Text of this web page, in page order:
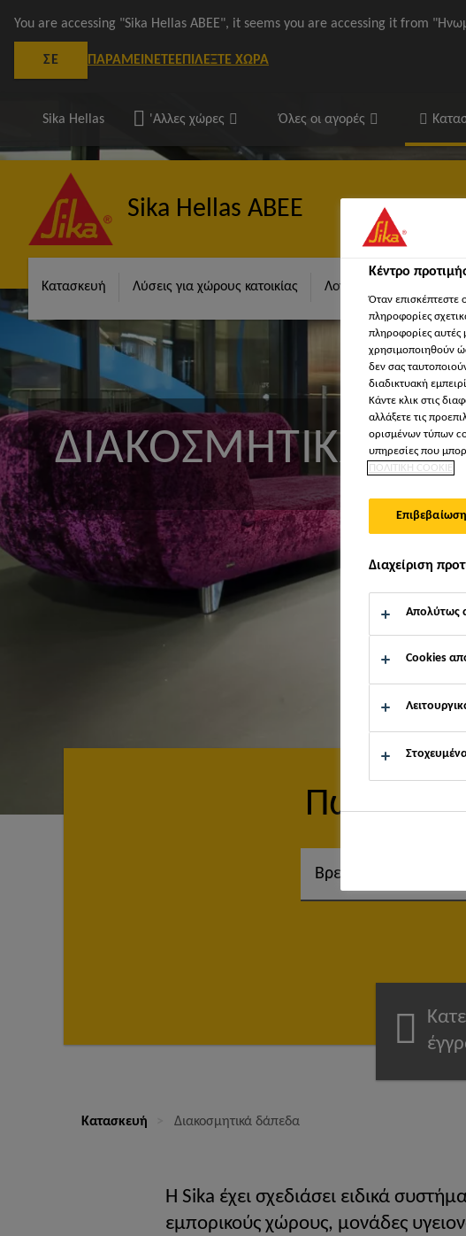
You are accessing "Sika Hellas ΑΒΕΕ", it seems you are accessing it from
ΣΕ ΠΑΡΑΜΕΊΝΕΤΕΕΠΙΛΈΞΤΕ ΧΏΡΑ
Sika Hellas 'Αλλες χώρες Όλες οι αγορές
Sika Hellas ΑΒΕΕ
Κατασκευή Λύσεις για χώρους κατοικίας Λογισμικά Sika / ΒΙΜ
ΔΙΑΚΟΣΜΗΤΙΚΆ
Πως
Κατασκευή Διακοσμητικά δάπεδα
Η Sika έχει σχεδιάσει ειδικά
εμπορικούς χώρους, μονάδες
Κέντρο
Όταν επισκέπτεστε
πληροφορίες
πληροφορίες αυτές
χρησιμοποιηθούν
δεν σας
διαδικτυακή
Κάντε κλικ στις
αλλάξετε τις
ορισμένων τύπων
υπηρεσίες που
ΠΟΛΙΤΙΚΗ COOKIE
Διαχείριση
Απολύτως
Cookies